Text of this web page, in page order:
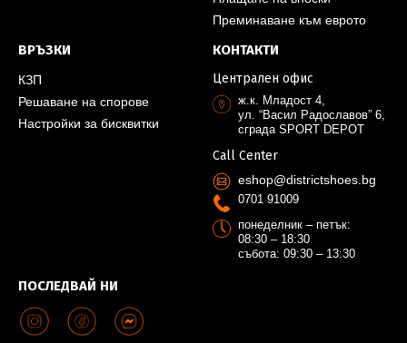
Преминаване към еврото
ВРЪЗКИ
КЗП
Решаване на спорове
Настройки за бисквитки
ПОСЛЕДВАЙ НИ
КОНТАКТИ
Централен офис
ж.к. Младост 4,
ул. “Васил Радославов” 6,
сграда SPORT DEPOT
Call Center
eshop@districtshoes.bg
0701 91009
понеделник – петък:
08:30 – 18:30
събота: 09:30 – 13:30